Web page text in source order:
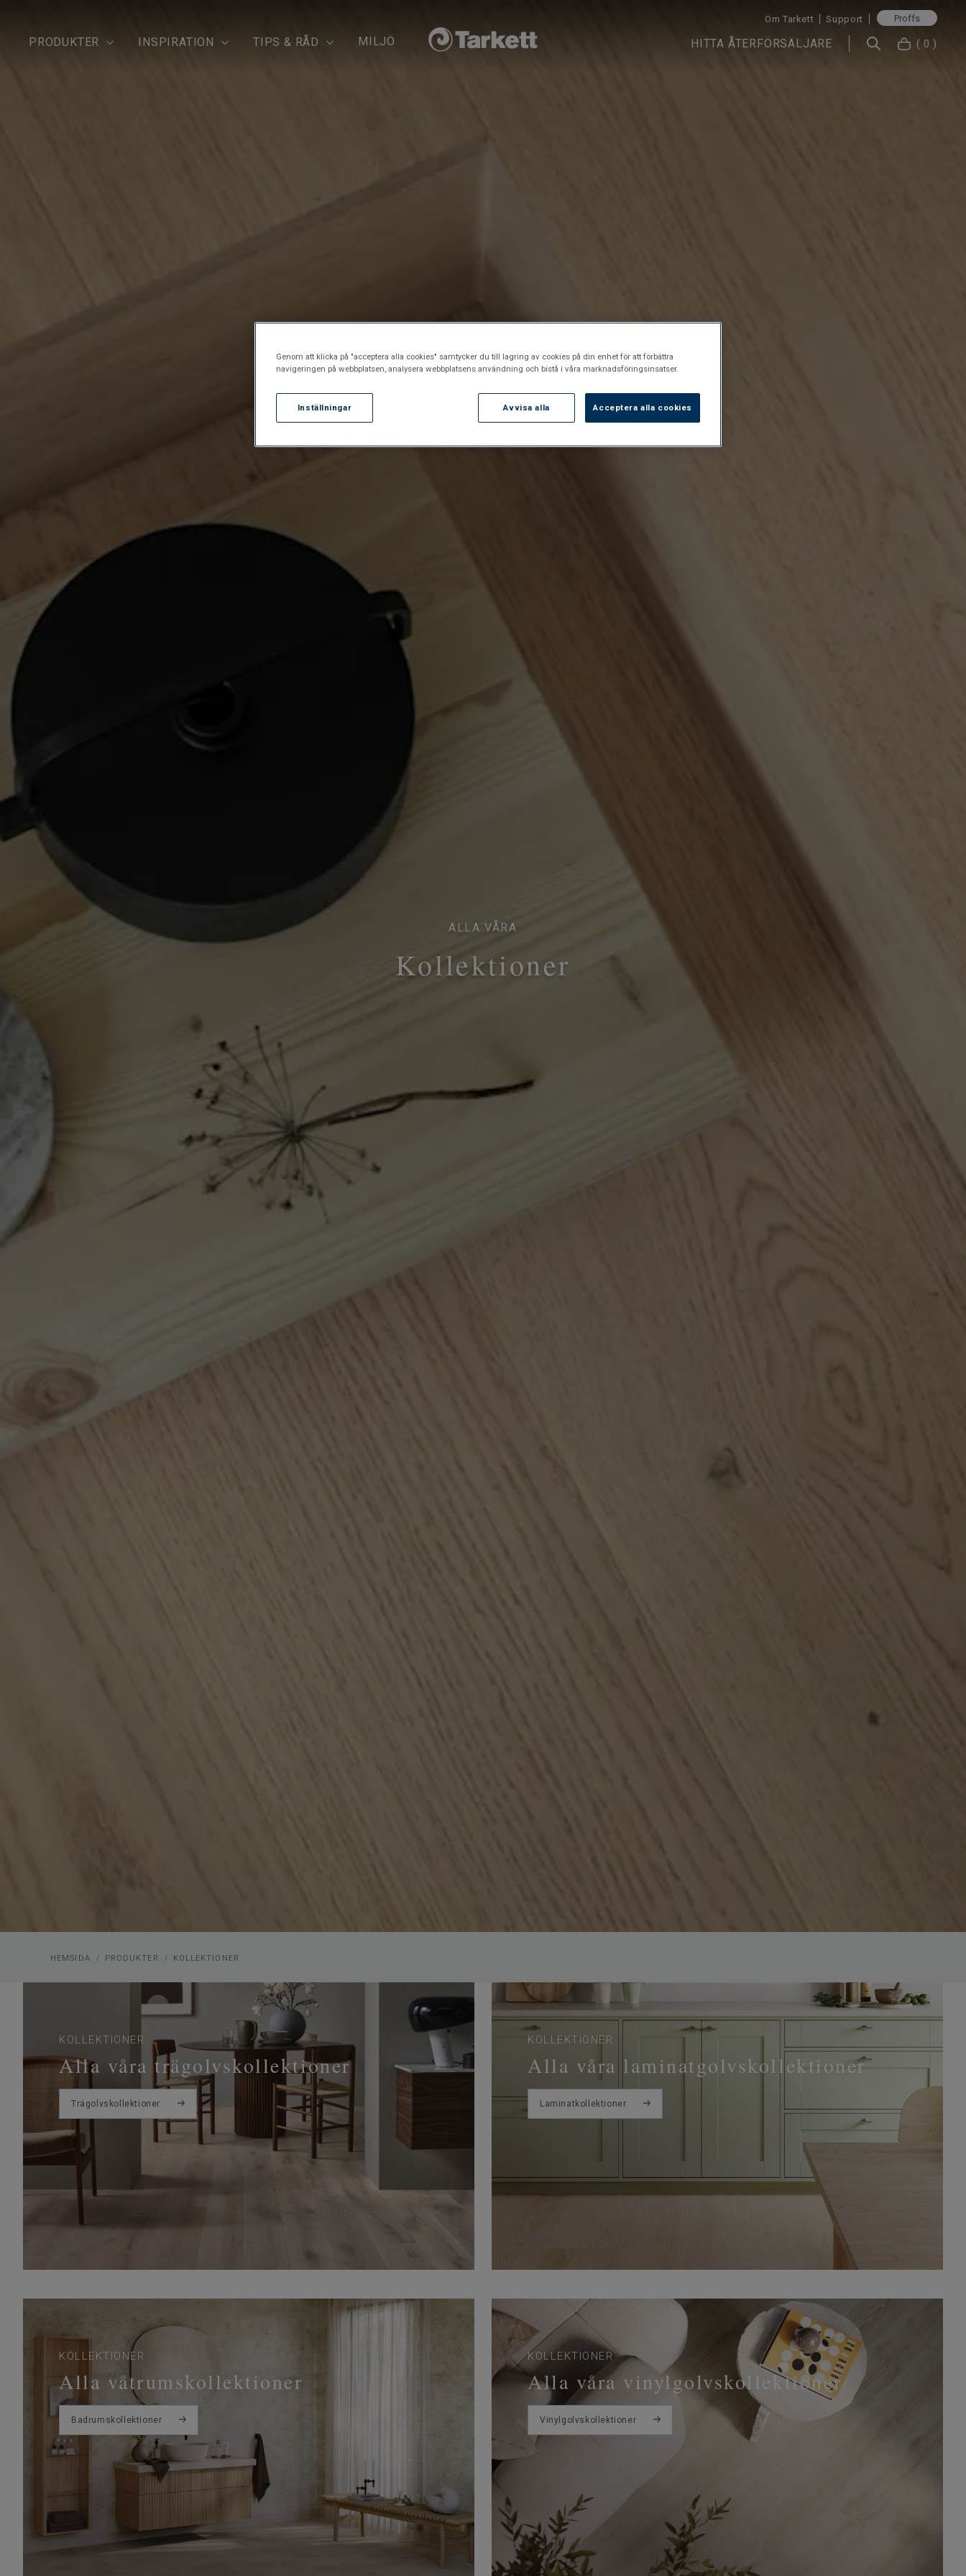
PRODUKTER INSPIRATION TIPS & RÅD MILJÖ
Om Tarkett Support Proffs
HITTA ÅTERFÖRSÄLJARE ( 0 )
ALLA VÅRA
Kollektioner
HEMSIDA PRODUKTER KOLLEKTIONER
KOLLEKTIONER
Alla våra trägolvskollektioner
Trägolvskollektioner
KOLLEKTIONER
Alla våra laminatgolvskollektioner
Laminatkollektioner
KOLLEKTIONER
Alla våtrumskollektioner
Badrumskollektioner
KOLLEKTIONER
Alla våra vinylgolvskollektioner
Vinylgolvskollektioner
Genom att klicka på "acceptera alla cookies" samtycker du till lagring av cookies på din enhet för att förbättra
navigeringen på webbplatsen, analysera webbplatsens användning och bistå i våra marknadsföringsinsatser.
Avvisa alla Acceptera alla cookies
Inställningar